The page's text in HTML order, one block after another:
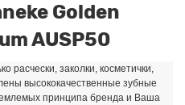
Golden
AUSP50
расчески, заколки, косметички,
высококачественные зубные
принципа бренда и Ваша